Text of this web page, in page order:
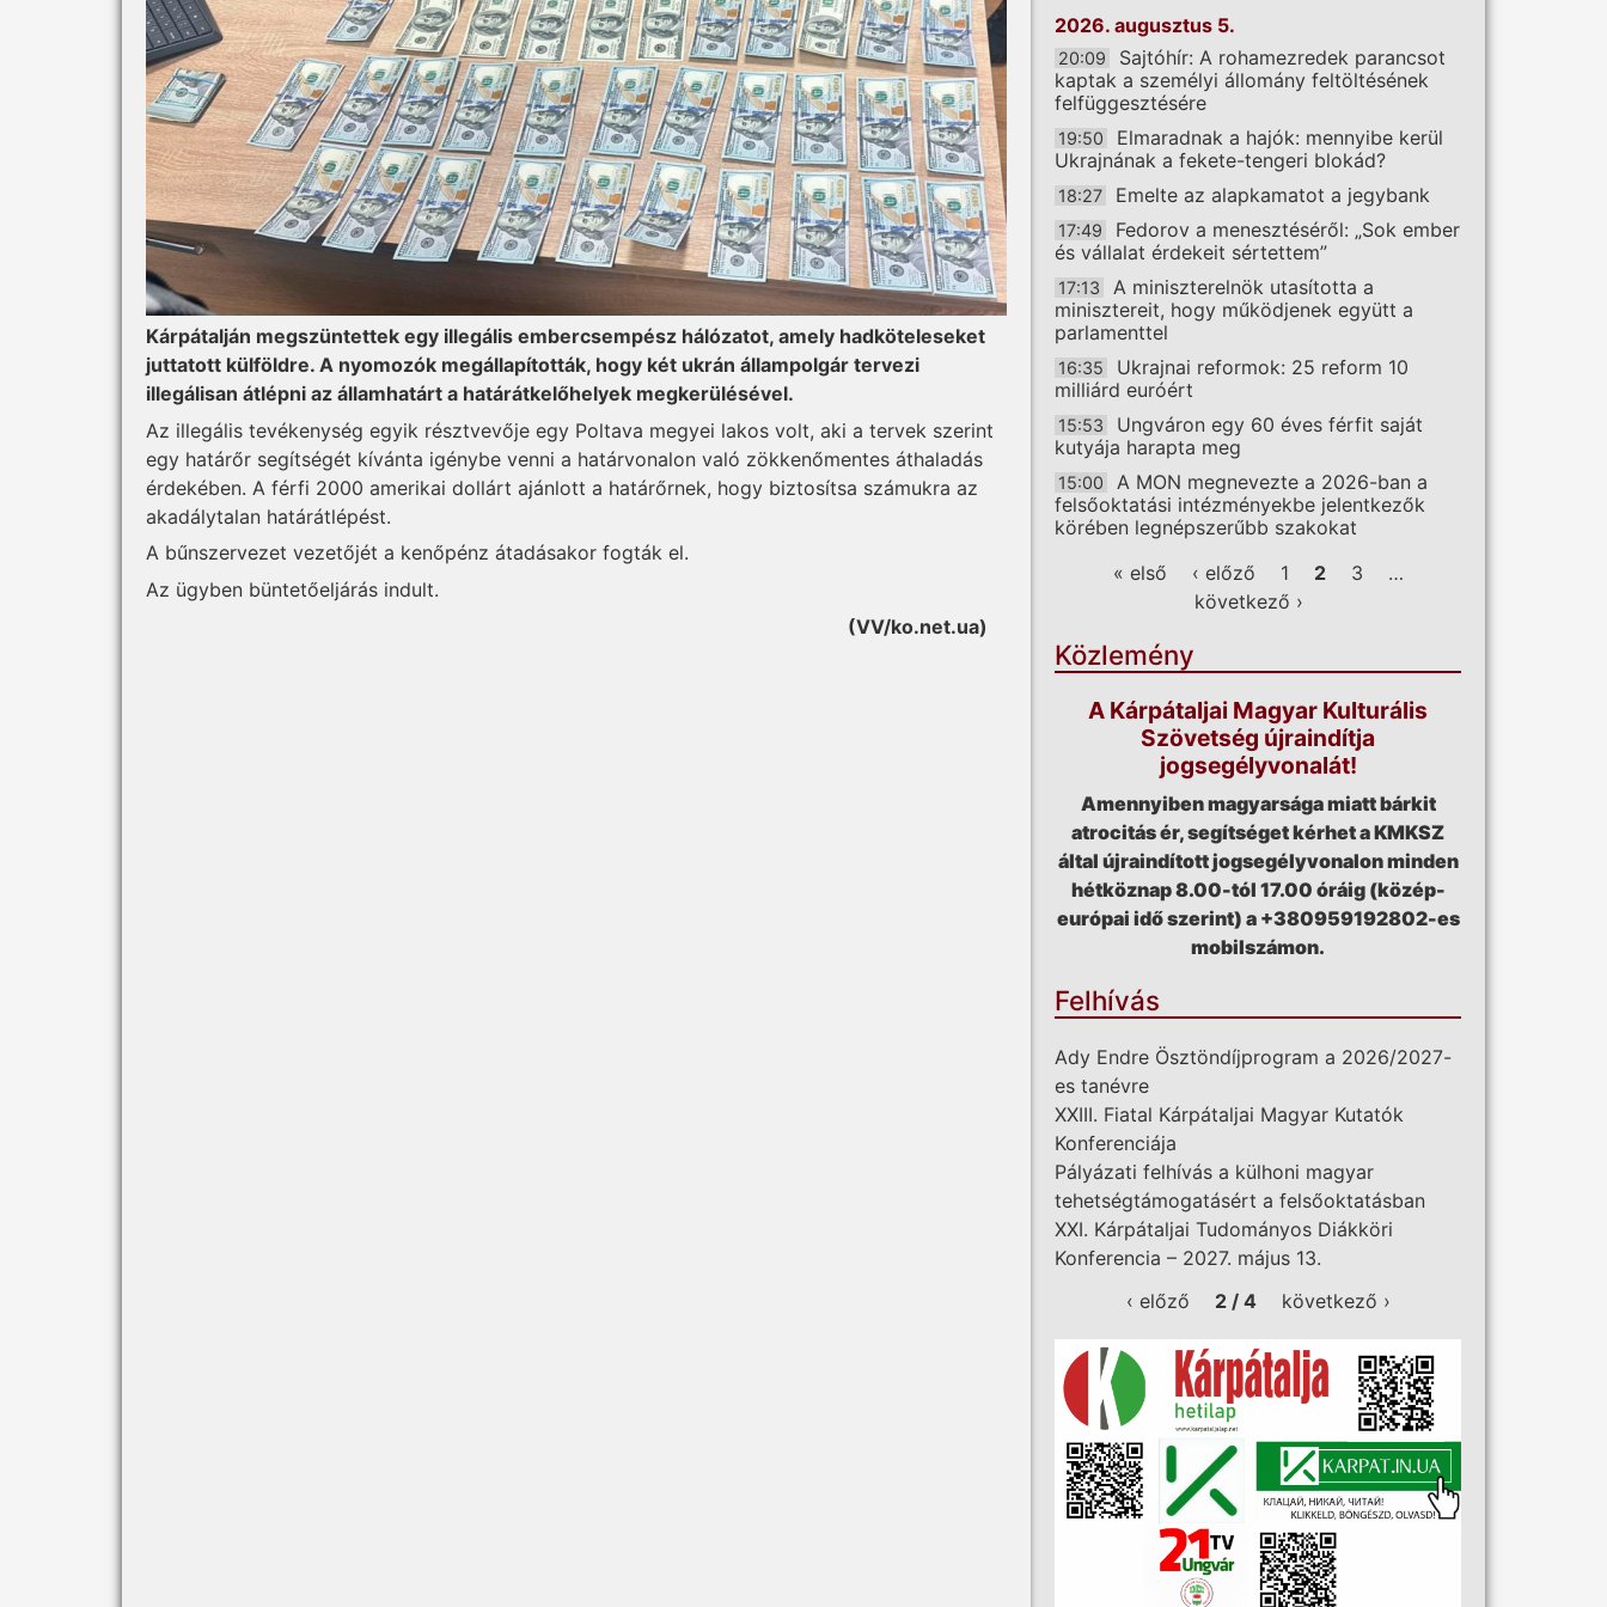
Kárpátalján megszüntettek egy illegális embercsempész hálózatot, amely hadköteleseket
juttatott külföldre. A nyomozók megállapították, hogy két ukrán állampolgár tervezi
illegálisan átlépni az államhatárt a határátkelőhelyek megkerülésével.
Az illegális tevékenység egyik résztvevője egy Poltava megyei lakos volt, aki a tervek szerint
egy határőr segítségét kívánta igénybe venni a határvonalon való zökkenőmentes áthaladás
érdekében. A férfi 2000 amerikai dollárt ajánlott a határőrnek, hogy biztosítsa számukra az
akadálytalan határátlépést.
A bűnszervezet vezetőjét a kenőpénz átadásakor fogták el.
Az ügyben büntetőeljárás indult.
(VV/ko.net.ua)
2026. augusztus 5.
20:09
Sajtóhír: A rohamezredek parancsot
kaptak a személyi állomány feltöltésének
felfüggesztésére
19:50
Elmaradnak a hajók: mennyibe kerül
Ukrajnának a fekete-tengeri blokád?
18:27 Emelte az alapkamatot a jegybank
17:49
Fedorov a menesztéséről: „Sok ember
és vállalat érdekeit sértettem”
17:13
A miniszterelnök utasította a
minisztereit, hogy működjenek együtt a
parlamenttel
16:35
Ukrajnai reformok: 25 reform 10
milliárd euróért
15:53
Ungváron egy 60 éves férfit saját
kutyája harapta meg
15:00
A MON megnevezte a 2026-ban a
felsőoktatási intézményekbe jelentkezők
körében legnépszerűbb szakokat
Oldalak
« első ‹ előző 1 2 3
…
következő ›
Közlemény
A Kárpátaljai Magyar Kulturális
Szövetség újraindítja
jogsegélyvonalát!
Amennyiben magyarsága miatt bárkit
atrocitás ér, segítséget kérhet a KMKSZ
által újraindított jogsegélyvonalon minden
hétköznap 8.00-tól 17.00 óráig (közép-
európai idő szerint) a +380959192802-es
mobilszámon.
Felhívás
Ady Endre Ösztöndíjprogram a 2026/2027-
es tanévre
XXIII. Fiatal Kárpátaljai Magyar Kutatók
Konferenciája
Pályázati felhívás a külhoni magyar
tehetségtámogatásért a felsőoktatásban
XXI. Kárpátaljai Tudományos Diákköri
Konferencia – 2027. május 13.
‹ előző
2 / 4 következő ›